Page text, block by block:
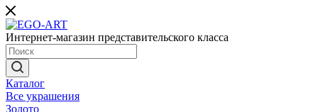
Интернет-магазин представительского класса
Каталог
Все украшения
Золото